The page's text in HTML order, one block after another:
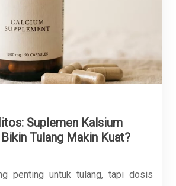
Suplemen Kalsium
Tulang Makin Kuat?
penting untuk tulang, tapi dosis